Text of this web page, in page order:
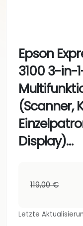
Epson
3100 3-in-
(Scanner,
Display)…
119,00 €
Letzte